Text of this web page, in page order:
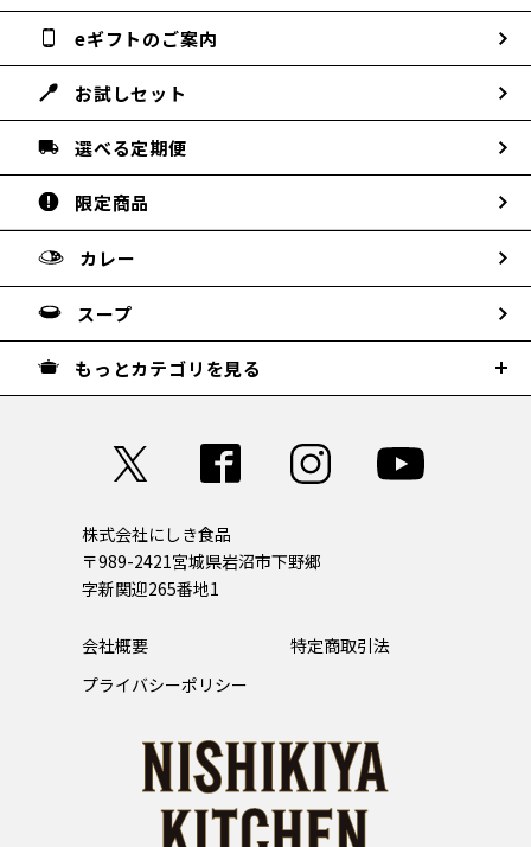
eギフトのご案内
お試しセット
選べる定期便
限定商品
カレー
スープ
もっとカテゴリを見る
株式会社にしき食品
〒989-2421宮城県岩沼市下野郷
字新関迎265番地1
会社概要
特定商取引法
プライバシーポリシー